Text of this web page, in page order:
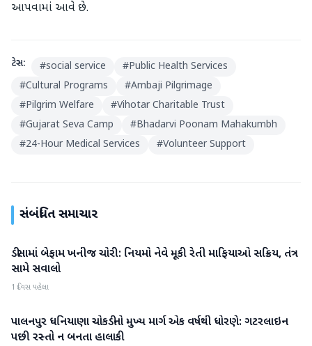
આપવામાં આવે છે.
ટેગ્સ: #social service #Public Health Services
#Cultural Programs #Ambaji Pilgrimage
#Pilgrim Welfare #Vihotar Charitable Trust
#Gujarat Seva Camp #Bhadarvi Poonam Mahakumbh
#24-Hour Medical Services #Volunteer Support
સંબંધિત સમાચાર
બનાસકાંઠા
ડીસામાં બેફામ ખનીજ ચોરી: નિયમો નેવે મૂકી રેતી માફિયાઓ સક્રિય, તંત્ર
સામે સવાલો
1 દિવસ પહેલા
બનાસકાંઠા
પાલનપુર ધનિયાણા ચોકડીનો મુખ્ય માર્ગ એક વર્ષથી ધોરણે: ગટરલાઇન
પછી રસ્તો ન બનતા હાલાકી